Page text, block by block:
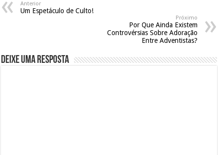
Anterior
Um Espetáculo de Culto!
Próximo
Por Que Ainda Existem
Controvérsias Sobre Adoração
Entre Adventistas?
Deixe uma resposta